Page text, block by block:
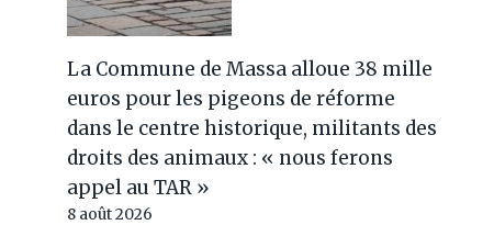
La Commune de Massa alloue 38 mille
euros pour les pigeons de réforme
dans le centre historique, militants des
droits des animaux : « nous ferons
appel au TAR »
8 août 2026